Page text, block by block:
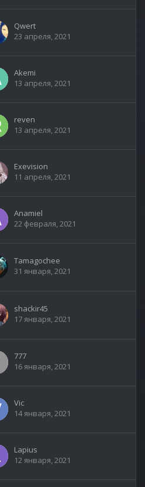
Qwert
23 апреля, 2021
Akemi
13 апреля, 2021
reven
13 апреля, 2021
Exevision
11 апреля, 2021
Anamiel
22 февраля, 2021
Tamagochee
31 января, 2021
shackir45
17 января, 2021
777
16 января, 2021
Vic
14 января, 2021
Lapius
12 января, 2021